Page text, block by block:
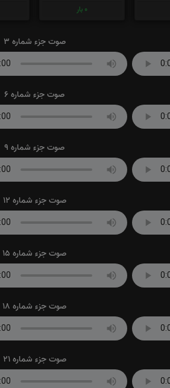
0 بار
صوت جزء شماره 3
صوت جزء شماره 6
صوت جزء شماره 9
صوت جزء شماره 12
صوت جزء شماره 15
صوت جزء شماره 18
صوت جزء شماره 21